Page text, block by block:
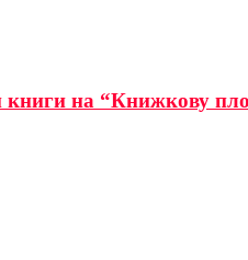
на “Книжкову